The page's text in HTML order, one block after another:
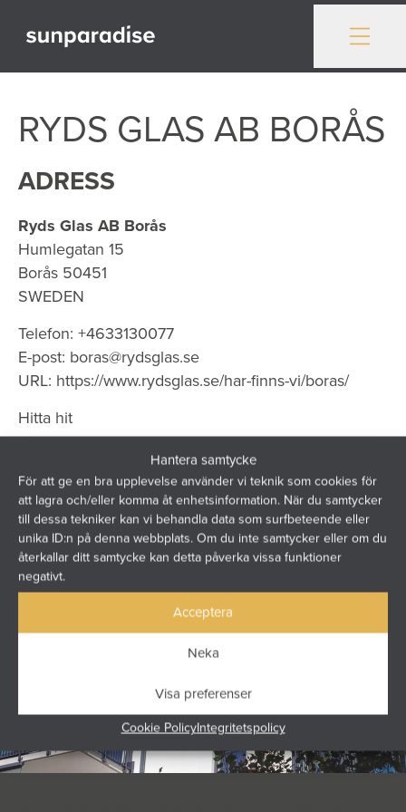
Hantera samtycke
För att ge en bra upplevelse använder vi teknik som cookies för
att lagra och/eller komma åt enhetsinformation. När du samtycker
till dessa tekniker kan vi behandla data som surfbeteende eller
unika ID:n på denna webbplats. Om du inte samtycker eller om du
återkallar ditt samtycke kan detta påverka vissa funktioner
negativt.
Acceptera
Neka
Visa preferenser
Cookie PolicyIntegritetspolicy
RYDS GLAS AB BORÅS
ADRESS
Ryds Glas AB Borås
Humlegatan 15
Borås 50451
SWEDEN
Telefon: +4633130077
E-post: boras@rydsglas.se
URL: https://www.rydsglas.se/har-finns-vi/boras/
Hitta hit